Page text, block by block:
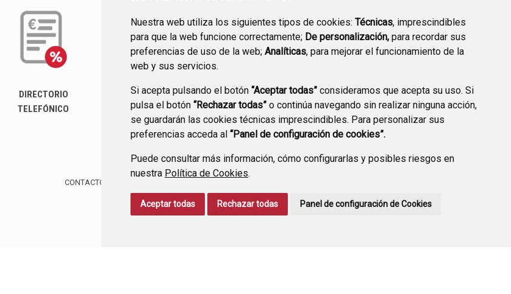
Nuestra web utiliza los siguientes tipos de cookies: Técnicas, imprescindibles
para que la web funcione correctamente; De personalización, para recordar sus
preferencias de uso de la web; Analíticas, para mejorar el funcionamiento de la
web y sus servicios.
Si acepta pulsando el botón “Aceptar todas” consideramos que acepta su uso. Si
pulsa el botón “Rechazar todas” o continúa navegando sin realizar ninguna acción,
se guardarán las cookies técnicas imprescindibles. Para personalizar sus
preferencias acceda al “Panel de configuración de cookies”.
Puede consultar más información, cómo configurarlas y posibles riesgos en
nuestra Política de Cookies.
Aceptar todas Rechazar todas Panel de configuración de Cookies
DIRECTORIO
TELEFÓNICO
PERFIL DEL
CONTRATANTE
TRANSPARENCIA
VALIDACIÓN DE
DOCUMENTOS
CONTACTO